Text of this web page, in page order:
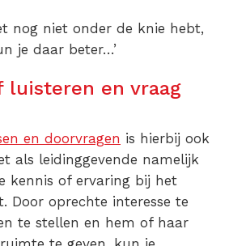
nog niet onder de knie hebt,
je daar beter…’
luisteren en vraag
en doorvragen is hierbij ook
als leidinggevende namelijk
kennis of ervaring bij het
Door oprechte interesse te
te stellen en hem of haar